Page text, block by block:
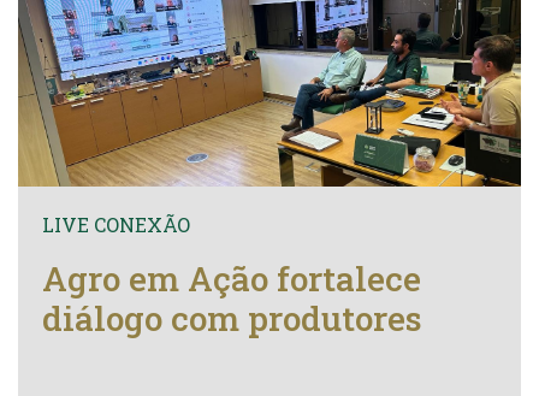
LIVE CONEXÃO
Agro em Ação fortalece
diálogo com produtores